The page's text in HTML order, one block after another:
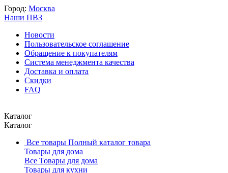
Город: Москва
Наши ПВЗ
Новости
Пользовательское соглашение
Обращение к покупателям
Система менеджмента качества
Доставка и оплата
Скидки
FAQ
Каталог
Каталог
Все товары Полный каталог товара
Товары для дома
Все Товары для дома
Товары для кухни